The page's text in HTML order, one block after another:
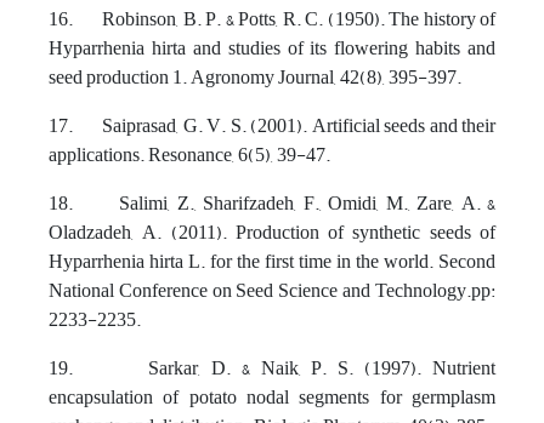
16. Robinson, B. P. & Potts, R. C. (1950). The history of
Hyparrhenia hirta and studies of its flowering habits and
seed production 1. Agronomy Journal, 42(8), 395-397.
17. Saiprasad, G. V. S. (2001). Artificial seeds and their
applications. Resonance, 6(5), 39-47.
18. Salimi, Z., Sharifzadeh, F., Omidi, M., Zare, A. &
Oladzadeh, A. (2011). Production of synthetic seeds of
Hyparrhenia hirta L. for the first time in the world. Second
National Conference on Seed Science and Technology.pp:
2233-2235.
19. Sarkar, D. & Naik, P. S. (1997). Nutrient
encapsulation of potato nodal segments for germplasm